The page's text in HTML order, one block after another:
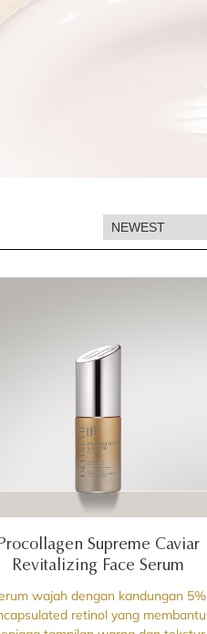
Supreme Caviar
Revitalizing Face Serum
wajah dengan kandungan 5%
retinol yang membantu